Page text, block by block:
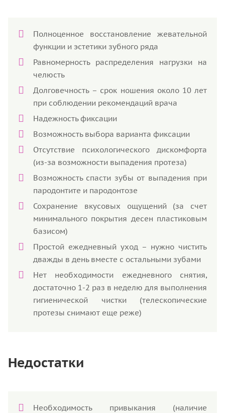
Полноценное восстановление жевательной
функции и эстетики зубного ряда
Равномерность распределения нагрузки на
челюсть
Долговечность – срок ношения около 10 лет
при соблюдении рекомендаций врача
Надежность фиксации
Возможность выбора варианта фиксации
Отсутствие психологического дискомфорта
(из-за возможности выпадения протеза)
Возможность спасти зубы от выпадения при
пародонтите и пародонтозе
Сохранение вкусовых ощущений (за счет
минимального покрытия десен пластиковым
базисом)
Простой ежедневный уход – нужно чистить
дважды в день вместе с остальными зубами
Нет необходимости ежедневного снятия,
достаточно 1-2 раз в неделю для выполнения
гигиенической чистки (телескопические
протезы снимают еще реже)
Недостатки
Необходимость привыкания (наличие